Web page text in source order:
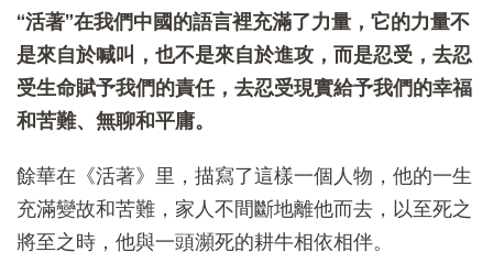
“活著”在我們中國的語言裡充滿了力量，它的力量不
是來自於喊叫，也不是來自於進攻，而是忍受，去忍
受生命賦予我們的責任，去忍受現實給予我們的幸福
和苦難、無聊和平庸。
餘華在《活著》里，描寫了這樣一個人物，他的一生
充滿變故和苦難，家人不間斷地離他而去，以至死之
將至之時，他與一頭瀕死的耕牛相依相伴。